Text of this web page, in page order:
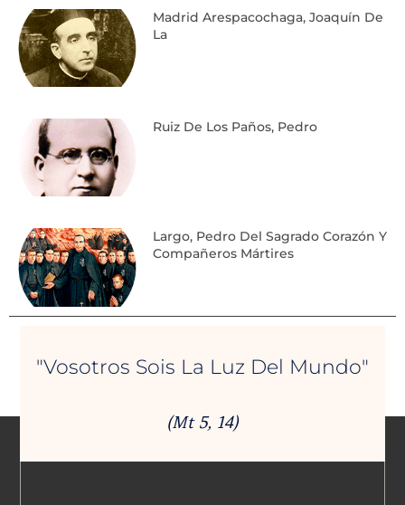
Madrid Arespacochaga, Joaquín De
La
Ruiz De Los Paños, Pedro
Largo, Pedro Del Sagrado Corazón Y
Compañeros Mártires
"Vosotros Sois La Luz Del Mundo"
(Mt 5, 14)